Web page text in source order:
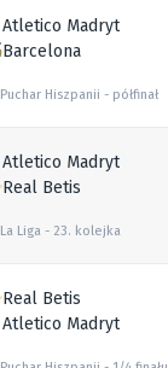
Atletico Madryt
Barcelona
Puchar Hiszpanii półfinał
Atletico Madryt
Real Betis
La Liga 23. kolejka
Real Betis
Atletico Madryt